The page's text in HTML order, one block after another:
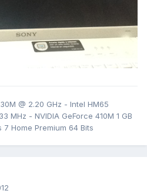
@ 2.20 GHz - Intel HM65
MHz - NVIDIA GeForce 410M 1 GB
7 Home Premium 64 Bits